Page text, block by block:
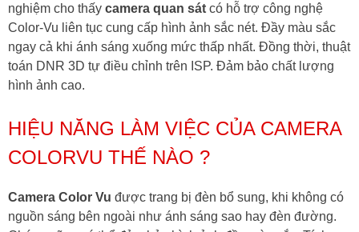
nghiệm cho thấy camera quan sát có hỗ trợ công nghệ
Color-Vu liên tục cung cấp hình ảnh sắc nét. Đầy màu sắc
ngay cả khi ánh sáng xuống mức thấp nhất. Đồng thời, thuật
toán DNR 3D tự điều chỉnh trên ISP. Đảm bảo chất lượng
hình ảnh cao.
HIỆU NĂNG LÀM VIỆC CỦA CAMERA
COLORVU THẾ NÀO ?
Camera Color Vu được trang bị đèn bổ sung, khi không có
nguồn sáng bên ngoài như ánh sáng sao hay đèn đường.